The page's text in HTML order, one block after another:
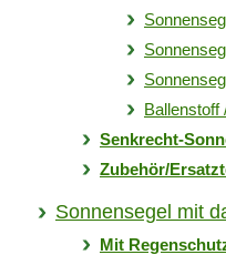
Ballenstoff
Senkrecht-
Zubehör/
Sonnensegel mit
Mit